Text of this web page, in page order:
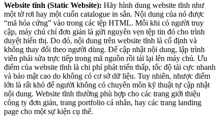
Website tĩnh (Static Website): Hãy hình dung website tĩnh như
một tờ rơi hay một cuốn catalogue in sẵn. Nội dung của nó được
“mã hóa cứng” vào trong các tệp HTML. Mỗi khi có người truy
cập, máy chủ chỉ đơn giản là gửi nguyên vẹn tệp tin đó cho trình
duyệt hiển thị. Do đó, nội dung trên website tĩnh là cố định và
không thay đổi theo người dùng. Để cập nhật nội dung, lập trình
viên phải sửa trực tiếp trong mã nguồn rồi tải lại lên máy chủ. Ưu
điểm của website tĩnh là chi phí phát triển thấp, tốc độ tải cực nhanh
và bảo mật cao do không có cơ sở dữ liệu. Tuy nhiên, nhược điểm
lớn là rất khó để người không có chuyên môn kỹ thuật tự cập nhật
nội dung. Website tĩnh thường phù hợp cho các trang giới thiệu
công ty đơn giản, trang portfolio cá nhân, hay các trang landing
page cho một sự kiện cụ thể.